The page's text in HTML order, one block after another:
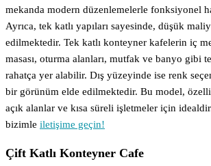
mekanda modern düzenlemelerle fonksiyonel
Ayrıca, tek katlı yapıları sayesinde, düşük
edilmektedir. Tek katlı konteyner kafelerin iç
masası, oturma alanları, mutfak ve banyo gibi
rahatça yer alabilir. Dış yüzeyinde ise renk
bir görünüm elde edilmektedir. Bu model,
açık alanlar ve kısa süreli işletmeler için
bizimle iletişime geçin!
Çift Katlı Konteyner Cafe